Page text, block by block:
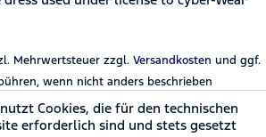
Mehrwertsteuer zzgl. Versandkosten und ggf.
wenn nicht anders beschrieben
Cookies, die für den technischen
erforderlich sind und stets gesetzt